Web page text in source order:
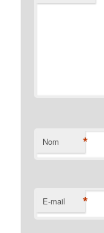
Nom *
E-mail *